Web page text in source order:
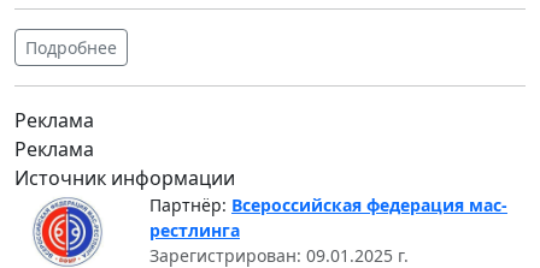
Подробнее
Реклама
Реклама
Источник информации
Партнёр: Всероссийская федерация мас-
рестлинга
Зарегистрирован: 09.01.2025 г.